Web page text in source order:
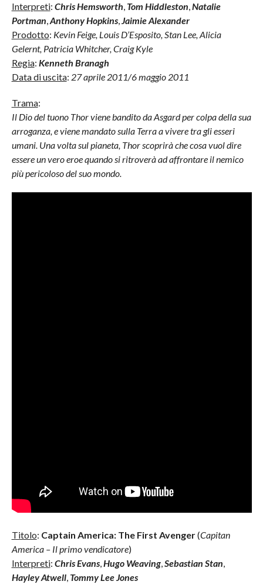
Interpreti: Chris Hemsworth, Tom Hiddleston,Natalie
Portman,Anthony Hopkins,Jaimie Alexander
Prodotto: Kevin Feige, Louis D’Esposito, Stan Lee, Alicia
Gelernt, Patricia Whitcher, Craig Kyle
Regia: Kenneth Branagh
Data di uscita: 27 aprile 2011/6 maggio 2011
Trama:
Il Dio del tuono Thor viene bandito da Asgard per colpa della sua
arroganza, e viene mandato sulla Terra a vivere tra gli esseri
umani. Una volta sul pianeta, Thor scoprirà che cosa vuol dire
essere un vero eroe quando si ritroverà ad affrontare il nemico
più pericoloso del suo mondo.
Titolo: Captain America: The First Avenger(Capitan
America – Il primo vendicatore)
Interpreti: Chris Evans,Hugo Weaving,Sebastian Stan,
Hayley Atwell, Tommy Lee Jones